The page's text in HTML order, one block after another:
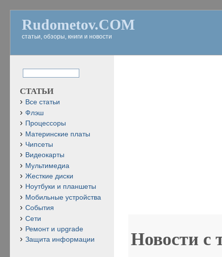
Rudometov.COM
статьи, обзоры, книги и новости
Новости с
СТАТЬИ
Все статьи
Флэш
Процессоры
Материнские платы
Чипсеты
Видеокарты
Мультимедиа
Жесткие диски
Ноутбуки и планшеты
Мобильные устройства
События
Сети
Ремонт и upgrade
Защита информации